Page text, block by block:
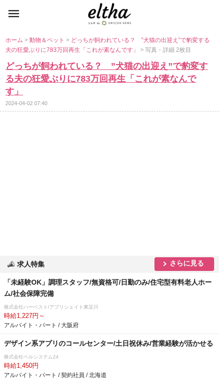
ホーム>動物＆ペット> どっちが飼われている？ ”犬猫の出迎え”で豹変する
夫の狂愛ぶりに783万回再生「これが素なんです」> 写真・詳細 2枚目
どっちが飼われている？ ”犬猫の出迎え”で豹変す
る夫の狂愛ぶりに783万回再生「これが素なんで
す」
2024-04-02 07:40
求人特集 さらに見る
「未経験OK」調理スタッフ/無資格可/日勤のみ/住宅型有料老人ホー
ム/社会保障完備
株式会社ハーベスト/アプリシェイト東淀川
時給1,227円～
アルバイト・パート / 大阪府
デザイン系アプリのコールセンター/土日祝休み/営業経験が活かせる
株式会社ベルシステム24
時給1,450円
アルバイト・パート / 契約社員 / 北海道